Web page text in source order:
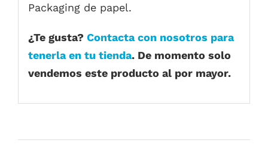
Packaging de papel.
¿Te gusta? Contacta con nosotros para
tenerla en tu tienda. De momento solo
vendemos este producto al por mayor.